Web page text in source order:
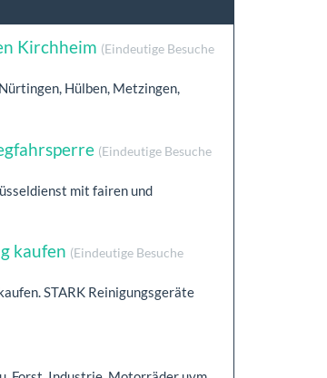
Kirchheim (Eindeutige Besuche
Hülben, Metzingen,
(Eindeutige Besuche
mit fairen und
kaufen (Eindeutige Besuche
STARK Reinigungsgeräte